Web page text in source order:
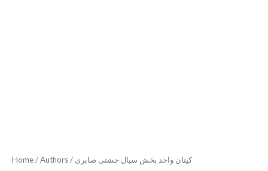
Home / Authors / کپتان واحد بخش سیال چشتی صابری